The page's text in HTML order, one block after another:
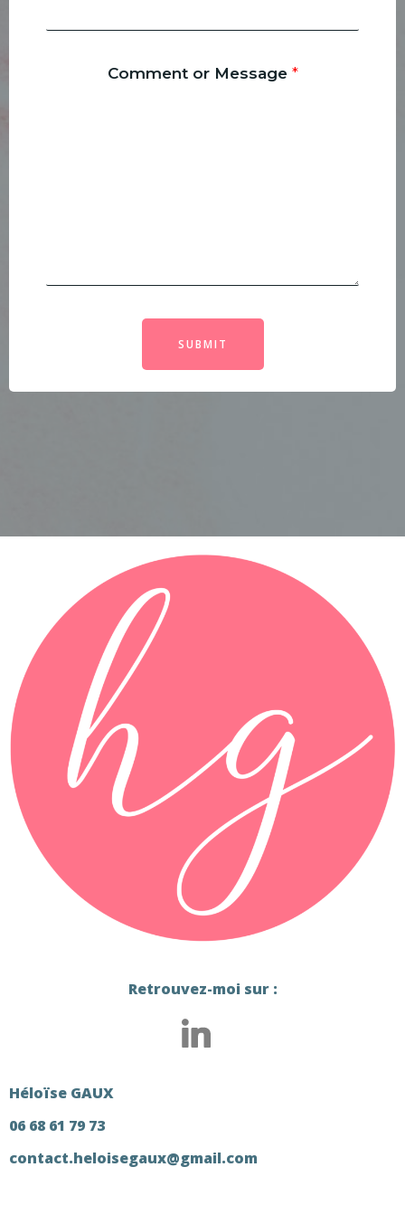
Comment or Message *
SUBMIT
Retrouvez-moi sur :
Héloïse GAUX
06 68 61 79 73
contact.heloisegaux@gmail.com